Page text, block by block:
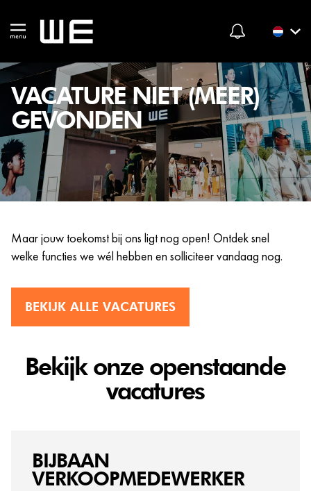
VACATURE NIET (MEER)
GEVONDEN
Maar jouw toekomst bij ons ligt nog open! Ontdek snel
welke functies we wél hebben en solliciteer vandaag nog.
BEKIJK ALLE VACATURES
Bekijk onze openstaande
vacatures
BIJBAAN
VERKOOPMEDEWERKER